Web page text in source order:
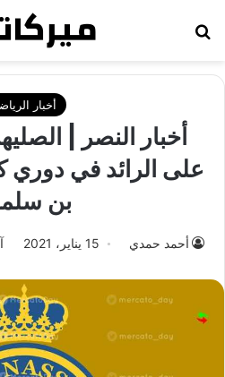
أخبار
أخبار النصر |
على الرائد في دوري
بن
أحمد حمدي 15 يناير، 2021